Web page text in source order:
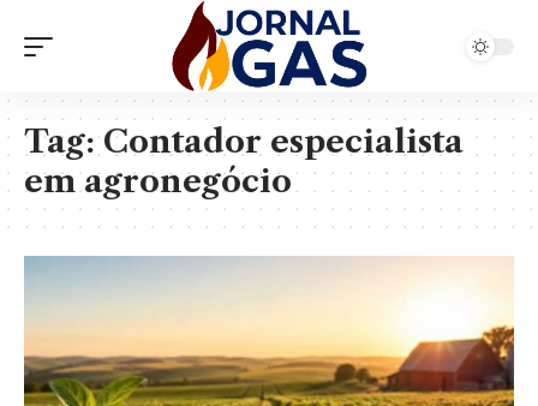
Tag:Contador especialista
em agronegócio